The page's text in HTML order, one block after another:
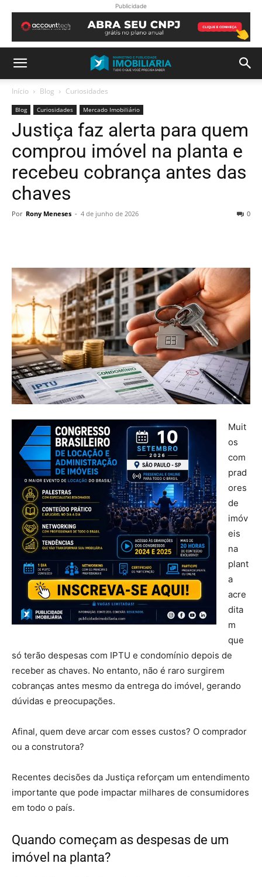
Publicidade
Início Blog Curiosidades
Blog Curiosidades Mercado Imobiliário
Justiça faz alerta para quem
comprou imóvel na planta e
recebeu cobrança antes das
chaves
Por Rony Meneses - 4 de junho de 2026 0
Muit
os
com
prad
ores
de
imóv
eis
na
plant
a
acre
dita
m
que
só terão despesas com IPTU e condomínio depois de
receber as chaves. No entanto, não é raro surgirem
cobranças antes mesmo da entrega do imóvel, gerando
dúvidas e preocupações.
Afinal, quem deve arcar com esses custos? O comprador
ou a construtora?
Recentes decisões da Justiça reforçam um entendimento
importante que pode impactar milhares de consumidores
em todo o país.
Quando começam as despesas de um
imóvel na planta?